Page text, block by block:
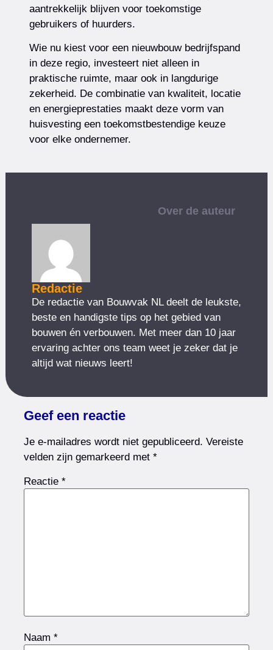
aantrekkelijk blijven voor toekomstige
gebruikers of huurders.
Wie nu kiest voor een nieuwbouw bedrijfspand
in deze regio, investeert niet alleen in
praktische ruimte, maar ook in langdurige
zekerheid. De combinatie van kwaliteit, locatie
en energieprestaties maakt deze vorm van
huisvesting een toekomstbestendige keuze
voor elke ondernemer.
Over de auteur
Redactie
De redactie van Bouwvak NL deelt de leukste,
beste en handigste tips op het gebied van
bouwen én verbouwen. Met meer dan 10 jaar
ervaring achter ons team weet je zeker dat je
altijd wat nieuws leert!
Geef een reactie
Je e-mailadres wordt niet gepubliceerd. Vereiste
velden zijn gemarkeerd met*
Reactie*
Naam*